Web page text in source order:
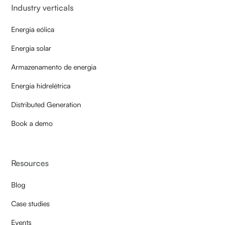
Industry verticals
Energia eólica
Energia solar
Armazenamento de energia
Energia hidrelétrica
Distributed Generation
Book a demo
Resources
Blog
Case studies
Events